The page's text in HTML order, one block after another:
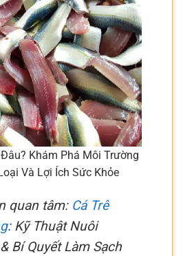
Khám Phá Môi Trường
Và Lợi Ích Sức Khỏe
quan tâm: Cá Trê
: Kỹ Thuật Nuôi
Bí Quyết Làm Sạch